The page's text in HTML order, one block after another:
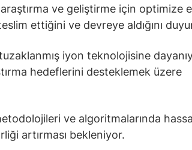
ve geliştirme için optimize
ettiğini ve devreye aldığını
iyon teknolojisine
hedeflerini desteklemek üzere
ve algoritmalarında
artırması bekleniyor.